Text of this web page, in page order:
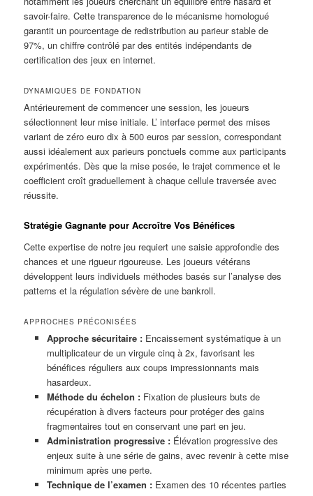
savoir-faire. Cette transparence de le mécanisme homologué
garantit un pourcentage de redistribution au parieur stable de
97%, un chiffre contrôlé par des entités indépendants de
certification des jeux en internet.
DYNAMIQUES DE FONDATION
Antérieurement de commencer une session, les joueurs
sélectionnent leur mise initiale. L’ interface permet des mises
variant de zéro euro dix à 500 euros par session, correspondant
aussi idéalement aux parieurs ponctuels comme aux participants
expérimentés. Dès que la mise posée, le trajet commence et le
coefficient croît graduellement à chaque cellule traversée avec
réussite.
Stratégie Gagnante pour Accroître Vos Bénéfices
Cette expertise de notre jeu requiert une saisie approfondie des
chances et une rigueur rigoureuse. Les joueurs vétérans
développent leurs individuels méthodes basés sur l’analyse des
patterns et la régulation sévère de une bankroll.
APPROCHES PRÉCONISÉES
Approche sécuritaire :Encaissement systématique à un
multiplicateur de un virgule cinq à 2x, favorisant les
bénéfices réguliers aux coups impressionnants mais
hasardeux.
Méthode du échelon :Fixation de plusieurs buts de
récupération à divers facteurs pour protéger des gains
fragmentaires tout en conservant une part en jeu.
Administration progressive :Élévation progressive des
enjeux suite à une série de gains, avec revenir à cette mise
minimum après une perte.
Technique de l’examen :Examen des 10 récentes parties